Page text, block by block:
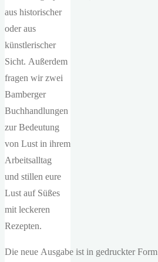
aus historischer
oder aus
künstlerischer
Sicht. Außerdem
fragen wir zwei
Bamberger
Buchhandlungen
zur Bedeutung
von Lust in ihrem
Arbeitsalltag
und stillen eure
Lust auf Süßes
mit leckeren
Rezepten.
Die neue Ausgabe ist in gedruckter Form